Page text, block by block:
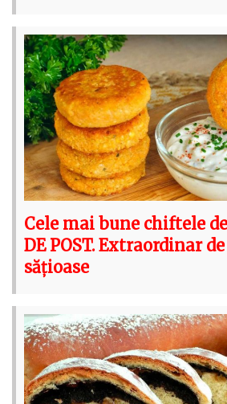
Cele mai bune chiftele
DE POST. Extraordinar
sățioase